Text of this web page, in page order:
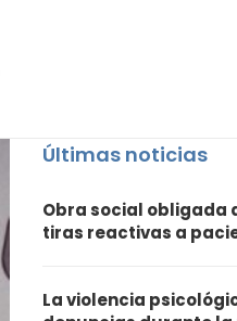
Últimas noticias
Obra social obligada
tiras reactivas a
La violencia